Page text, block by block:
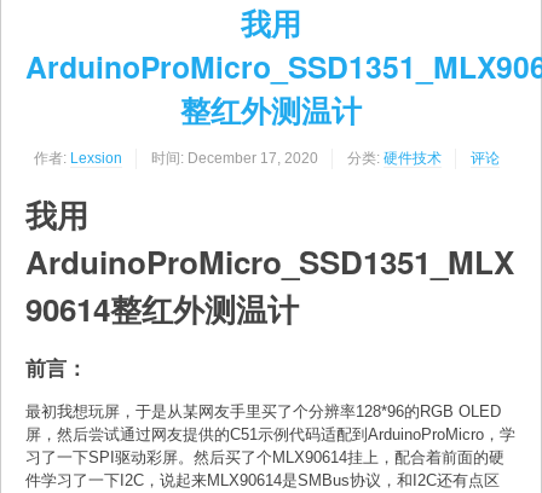
我用
整红外测温计
作者: Lexsion 时间: December 17, 2020 分类: 硬件技术 评论
我用
ArduinoProMicro_SSD1351_MLX
90614整红外测温计
前言：
最初我想玩屏，于是从某网友手里买了个分辨率128*96的RGB OLED
屏，然后尝试通过网友提供的C51示例代码适配到ArduinoProMicro，学
习了一下SPI驱动彩屏。然后买了个MLX90614挂上，配合着前面的硬
件学习了一下I2C，说起来MLX90614是SMBus协议，和I2C还有点区